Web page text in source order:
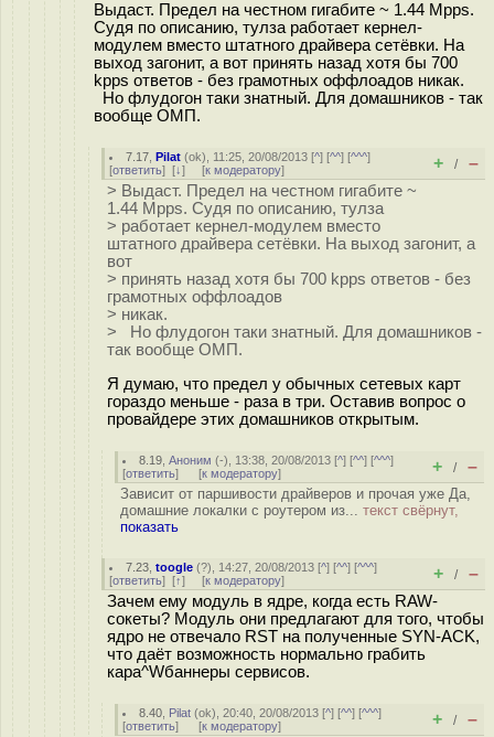
Выдаст. Предел на честном гигабите ~ 1.44 Mpps.
Судя по описанию, тулза работает кернел-
модулем вместо штатного драйвера сетёвки. На
выход загонит, а вот принять назад хотя бы 700
kpps ответов - без грамотных оффлоадов никак.
Но флудогон таки знатный. Для домашников - так
вообще ОМП.
7.17 ,Pilat (ok), 11:25, 20/08/2013 [^] [^^] [^^^]
[ответить] [↓] [к модератору] + / –
> Выдаст. Предел на честном гигабите ~
1.44 Mpps. Судя по описанию, тулза
> работает кернел-модулем вместо
штатного драйвера сетёвки. На выход загонит, а
вот
> принять назад хотя бы 700 kpps ответов - без
грамотных оффлоадов
> никак.
> Но флудогон таки знатный. Для домашников -
так вообще ОМП.
Я думаю, что предел у обычных сетевых карт
гораздо меньше - раза в три. Оставив вопрос о
провайдере этих домашников открытым.
8.19 ,Аноним (-), 13:38, 20/08/2013 [^] [^^] [^^^]
[ответить] [к модератору] + / –
Зависит от паршивости драйверов и прочая уже Да,
домашние локалки с роутером из... текст свёрнут,
показать
7.23 ,toogle (?), 14:27, 20/08/2013 [^] [^^] [^^^]
[ответить] [↑] [к модератору] + / –
Зачем ему модуль в ядре, когда есть RAW-
сокеты? Модуль они предлагают для того, чтобы
ядро не отвечало RST на полученные SYN-ACK,
что даёт возможность нормально грабить
кара^Wбаннеры сервисов.
8.40 Pilat (ok), 20:40, 20/08/2013 [^] [^^] [^^^]
[ответить] [к модератору] + / –